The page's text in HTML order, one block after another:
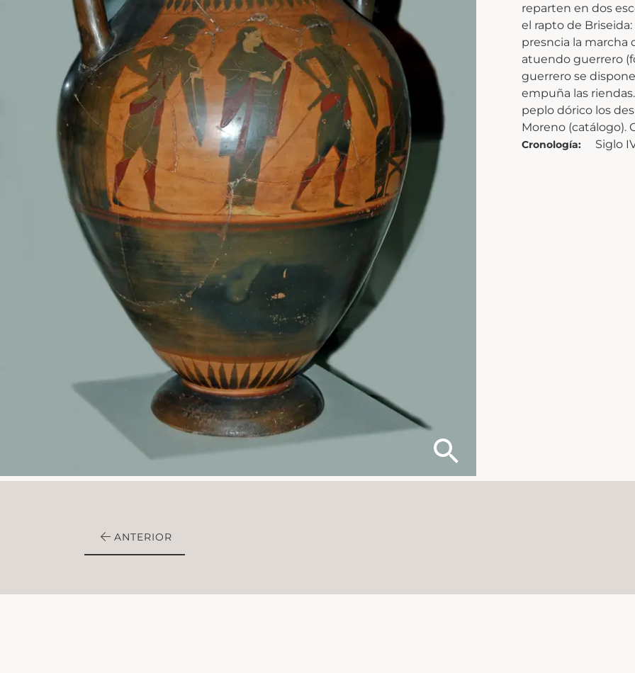
reparten en dos
el rapto de
presncia la marcha
atuendo guerrero
guerrero se
empuña las
peplo dórico los
Moreno (catálogo).
Cronología: Siglo
ANTERIOR